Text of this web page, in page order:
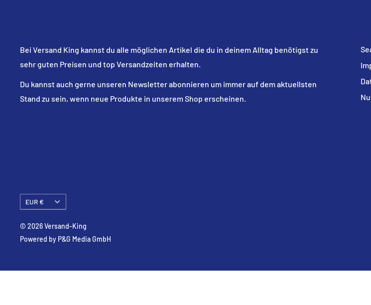
Bei Versand King kannst du alle möglichen Artikel die du in deinem Alltag benötigst zu
sehr guten Preisen und top Versandzeiten erhalten.
Du kannst auch gerne unseren Newsletter abonnieren um immer auf dem aktuellsten
Stand zu sein, wenn neue Produkte in unserem Shop erscheinen.
Währung
EUR €
© 2026 Versand-King
Powered by P&G Media GmbH